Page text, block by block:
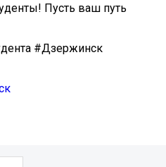
Пусть ваш путь
#Дзержинск